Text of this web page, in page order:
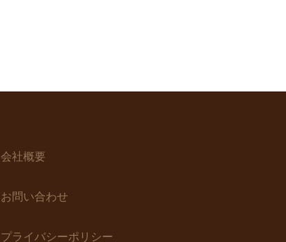
会社概要
お問い合わせ
プライバシーポリシー